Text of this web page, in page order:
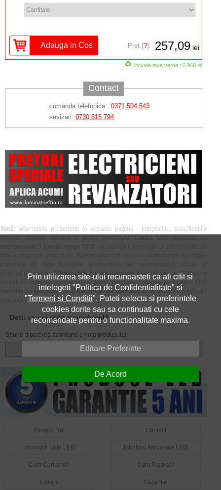
Pret [?]: 257,09 lei
include taxa verde : 0,968 lei
Contact
comanda telefonica : 0371.504.543
sesizari: 0730 615 794
Notă: Informatiile prezentate in aceasta pagina - fotografiile, specificatiile
produsuluiLustra LED dimabila cu telecomanda 3 functii wenge 70W
dimabila cu telecomanda 3 functii wenge 70Wsunt valabile in limita stocului
Detii sau ai utilizat produsul?
Spune-ti parerea acordand o nota produsului:
Adauga un review
Despre Noi Contact
Informatii Utile LED Intrebari Frecvente LED
Cum Comand? Cum Platesc?
Livrare Garantie
Prin utilizarea site-ului recunoasteti ca ati citit si
intelegeti "Politica de Confidentialitate" si
"Termeni si Conditii". Puteti selecta si preferintele
cookies dorite sau sa continuati cu cele
recomandate pentru o functionalitate maxima.
Editare Preferinte
De Acord